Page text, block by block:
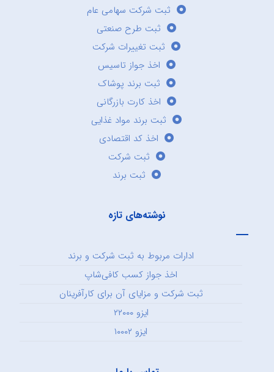
ثبت شرکت سهامی عام
ثبت طرح صنعتی
ثبت تغییرات شرکت
اخذ جواز تاسیس
ثبت برند پوشاک
اخذ کارت بازرگانی
ثبت برند مواد غذایی
اخذ کد اقتصادی
ثبت شرکت
ثبت برند
نوشته‌های تازه
ادارات مربوط به ثبت شرکت و برند
اخذ جواز کسب کافی‌شاپ
ثبت شرکت و مزایای آن برای کارآفرینان
ایزو ۲۲۰۰۰
ایزو ۱۰۰۰۲